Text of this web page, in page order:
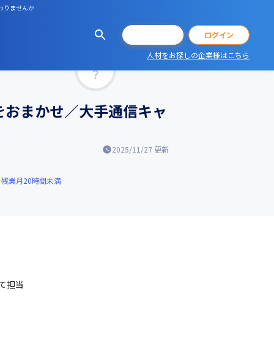
りませんか
ログイン
人材をお探しの企業様はこちら
まかせ／大手通信キャ
2025/11/27 更新
残業月20時間未満
担当